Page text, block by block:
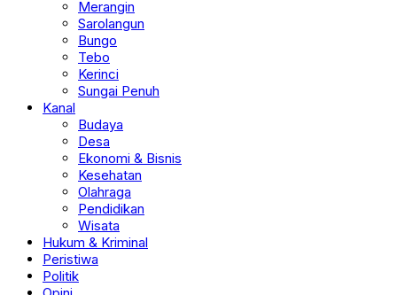
Merangin
Sarolangun
Bungo
Tebo
Kerinci
Sungai Penuh
Kanal
Budaya
Desa
Ekonomi & Bisnis
Kesehatan
Olahraga
Pendidikan
Wisata
Hukum & Kriminal
Peristiwa
Politik